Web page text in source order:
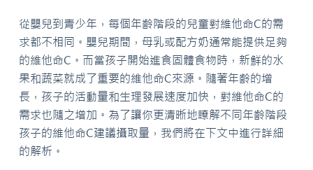
從嬰兒到青少年，每個年齡階段的兒童對維他命C的需
求都不相同。嬰兒期間，母乳或配方奶通常能提供足夠
的維他命C。而當孩子開始進食固體食物時，新鮮的水
果和蔬菜就成了重要的維他命C來源。隨著年齡的增
長，孩子的活動量和生理發展速度加快，對維他命C的
需求也隨之增加。為了讓你更清晰地瞭解不同年齡階段
孩子的維他命C建議攝取量，我們將在下文中進行詳細
的解析。